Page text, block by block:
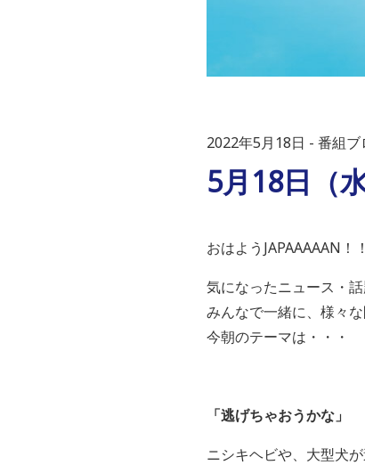
2022年5月18日 番組ブ
5月18日（
おはようJAPAAAAAN！
気になったニュース・
みんなで一緒に、様々
今朝のテーマは・・・
「逃げちゃおうかな 」
ニシキヘビや、大型犬